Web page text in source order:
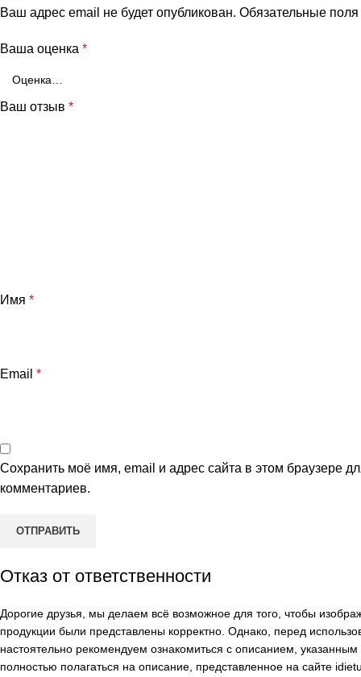
Ваш адрес email не будет опубликован. Обязательные
Ваша оценка *
Ваш отзыв *
Имя *
Email *
Сохранить моё имя, email и адрес сайта в этом браузере
комментариев.
Отказ от ответственности
Дорогие друзья, мы делаем всё возможное для того, чтобы
продукции были представлены корректно. Однако, перед
настоятельно рекомендуем ознакомиться с описанием, указанным
полностью полагаться на описание, представленное на сайте